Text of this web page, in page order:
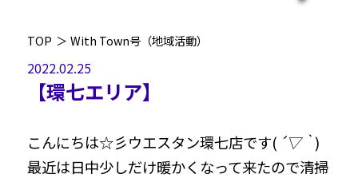
TOP ＞ With Town号（地域活動）
2022.02.25
【環七エリア】
こんにちは☆彡ウエスタン環七店です( ´▽｀)
最近は日中少しだけ暖かくなって来たので清掃